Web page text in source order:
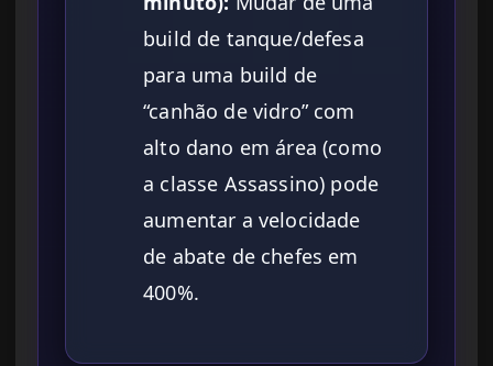
build de tanque/defesa
para uma build de
“canhão de vidro” com
alto dano em área (como
a classe Assassino) pode
aumentar a velocidade
de abate de chefes em
400%.